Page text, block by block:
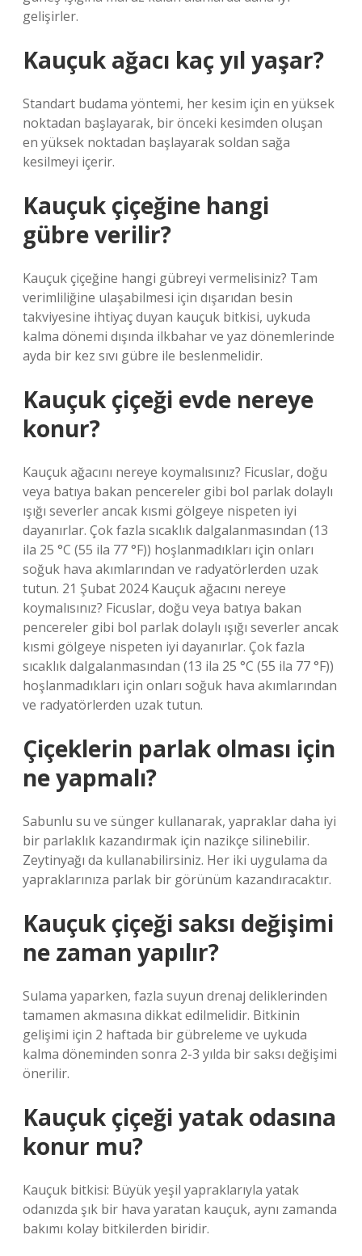
gelişirler.
Kauçuk ağacı kaç yıl yaşar?
Standart budama yöntemi, her kesim için en yüksek
noktadan başlayarak, bir önceki kesimden oluşan
en yüksek noktadan başlayarak soldan sağa
kesilmeyi içerir.
Kauçuk çiçeğine hangi
gübre verilir?
Kauçuk çiçeğine hangi gübreyi vermelisiniz? Tam
verimliliğine ulaşabilmesi için dışarıdan besin
takviyesine ihtiyaç duyan kauçuk bitkisi, uykuda
kalma dönemi dışında ilkbahar ve yaz dönemlerinde
ayda bir kez sıvı gübre ile beslenmelidir.
Kauçuk çiçeği evde nereye
konur?
Kauçuk ağacını nereye koymalısınız? Ficuslar, doğu
veya batıya bakan pencereler gibi bol parlak dolaylı
ışığı severler ancak kısmi gölgeye nispeten iyi
dayanırlar. Çok fazla sıcaklık dalgalanmasından (13
ila 25 °C (55 ila 77 °F)) hoşlanmadıkları için onları
soğuk hava akımlarından ve radyatörlerden uzak
tutun. 21 Şubat 2024 Kauçuk ağacını nereye
koymalısınız? Ficuslar, doğu veya batıya bakan
pencereler gibi bol parlak dolaylı ışığı severler ancak
kısmi gölgeye nispeten iyi dayanırlar. Çok fazla
sıcaklık dalgalanmasından (13 ila 25 °C (55 ila 77 °F))
hoşlanmadıkları için onları soğuk hava akımlarından
ve radyatörlerden uzak tutun.
Çiçeklerin parlak olması için
ne yapmalı?
Sabunlu su ve sünger kullanarak, yapraklar daha iyi
bir parlaklık kazandırmak için nazikçe silinebilir.
Zeytinyağı da kullanabilirsiniz. Her iki uygulama da
yapraklarınıza parlak bir görünüm kazandıracaktır.
Kauçuk çiçeği saksı değişimi
ne zaman yapılır?
Sulama yaparken, fazla suyun drenaj deliklerinden
tamamen akmasına dikkat edilmelidir. Bitkinin
gelişimi için 2 haftada bir gübreleme ve uykuda
kalma döneminden sonra 2-3 yılda bir saksı değişimi
önerilir.
Kauçuk çiçeği yatak odasına
konur mu?
Kauçuk bitkisi: Büyük yeşil yapraklarıyla yatak
odanızda şık bir hava yaratan kauçuk, aynı zamanda
bakımı kolay bitkilerden biridir.